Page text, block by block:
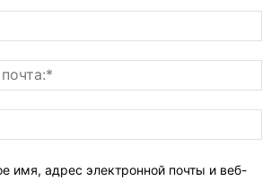
имя, адрес электронной почты и веб-